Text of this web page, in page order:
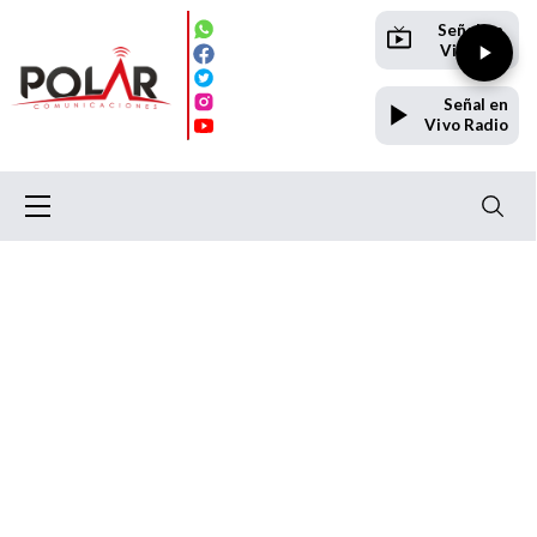
Señal en
Vivo TV
Señal en
Vivo Radio